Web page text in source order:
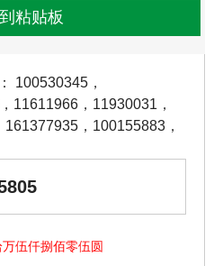
100530345 ，
， 11611966 ， 11930031 ，
161377935 ， 100155883 ，
伍仟捌佰零伍圆